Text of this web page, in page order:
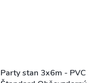
Party stan 3x6m - PVC